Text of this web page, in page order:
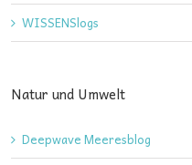
WISSENSlogs
Natur und Umwelt
Deepwave Meeresblog